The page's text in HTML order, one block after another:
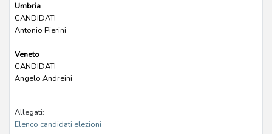
Umbria
CANDIDATI
Antonio Pierini
Veneto
CANDIDATI
Angelo Andreini
Allegati:
Elenco candidati elezioni